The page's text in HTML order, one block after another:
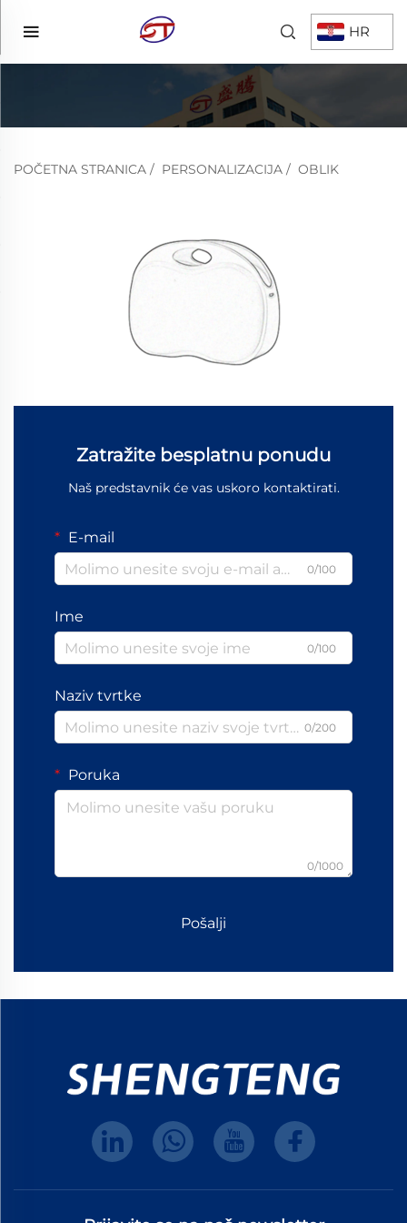
HR
POČETNA STRANICA / PERSONALIZACIJA / OBLIK
Zatražite besplatnu ponudu
Naš predstavnik će vas uskoro kontaktirati.
E-mail
0/100
Ime
0/100
Naziv tvrtke
0/200
Poruka
0/1000
Pošalji